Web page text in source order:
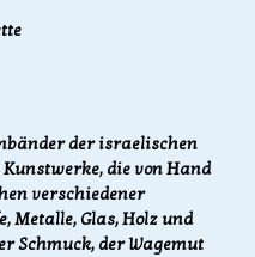
der israelischen
die von Hand
verschiedener
Metalle, Glas, Holz und
Schmuck, der Wagemut